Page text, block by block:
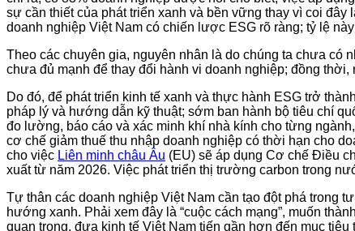
sự cần thiết của phát triển xanh và bền vững thay vì coi
doanh nghiệp Việt Nam có chiến lược ESG rõ ràng; tỷ lệ
Theo các chuyên gia, nguyên nhân là do chúng ta chưa có
chưa đủ mạnh để thay đổi hành vi doanh nghiệp; đồng
Do đó, để phát triển kinh tế xanh và thực hành ESG trở
pháp lý và hướng dẫn kỹ thuật; sớm ban hành bộ tiêu chí
đo lường, báo cáo và xác minh khí nhà kính cho từng
cơ chế giảm thuế thu nhập doanh nghiệp có thời hạn cho
cho việc Liên minh châu Âu (EU) sẽ áp dụng Cơ chế Điều
xuất từ năm 2026. Việc phát triển thị trường carbon trong
Tự thân các doanh nghiệp Việt Nam cần tạo đột phá trong
hướng xanh. Phải xem đây là “cuộc cách mạng”, muốn
quan trọng, đưa kinh tế Việt Nam tiến gần hơn đến mục